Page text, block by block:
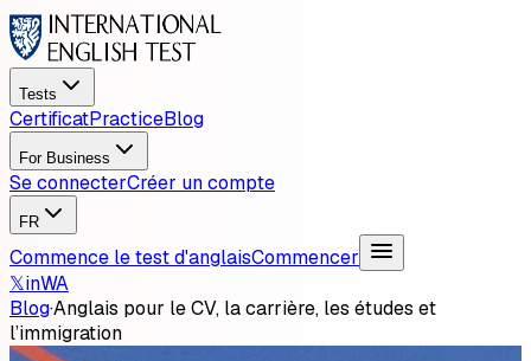
Tests
CertificatPracticeBlog
For Business
Se connecterCréer un compte
FR
Commence le test d'anglaisCommencer
𝕏inWA
Blog·Anglais pour le CV, la carrière, les études et
l’immigration